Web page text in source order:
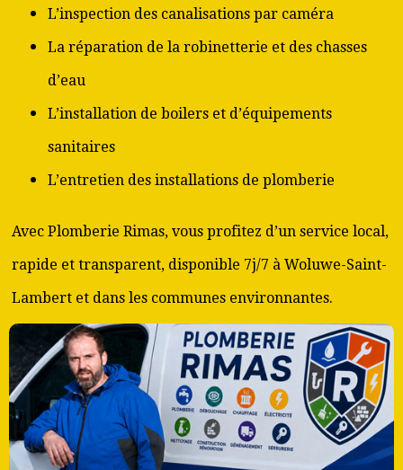
L’inspection des canalisations par caméra
La réparation de la robinetterie et des chasses
d’eau
L’installation de boilers et d’équipements
sanitaires
L’entretien des installations de plomberie
Avec Plomberie Rimas, vous profitez d’un service local,
rapide et transparent, disponible 7j/7 à Woluwe-Saint-
Lambert et dans les communes environnantes.